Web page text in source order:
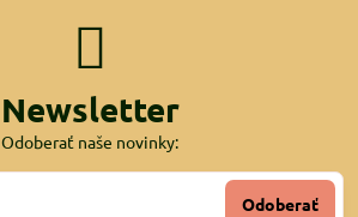
Newsletter
Odoberať naše novinky:
Odoberať